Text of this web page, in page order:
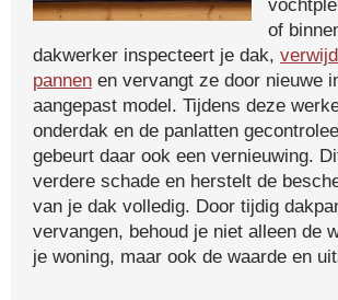
of
dakwerker inspecteert je dak,
pannen en vervangt ze door nieuwe
aangepast model. Tijdens deze
onderdak en de panlatten
gebeurt daar ook een vernieuwing.
verdere schade en herstelt de
van je dak volledig. Door tijdig
vervangen, behoud je niet alleen de
je woning, maar ook de waarde en